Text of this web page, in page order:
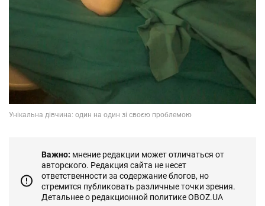
Важно: мнение редакции может отличаться от
авторского. Редакция сайта не несет
ответственности за содержание блогов, но
стремится публиковать различные точки зрения.
Детальнее о редакционной политике OBOZ.UA